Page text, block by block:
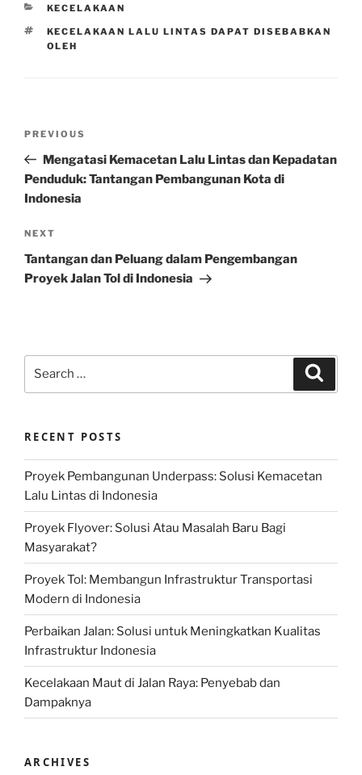
CATEGORIES
KECELAKAAN
TAGS
KECELAKAAN LALU LINTAS DAPAT DISEBABKAN
OLEH
Previous
Post
PREVIOUS
Mengatasi Kemacetan Lalu Lintas dan Kepadatan
Penduduk: Tantangan Pembangunan Kota di
Indonesia
Next
Post
NEXT
Tantangan dan Peluang dalam Pengembangan
Proyek Jalan Tol di Indonesia
RECENT POSTS
Proyek Pembangunan Underpass: Solusi Kemacetan
Lalu Lintas di Indonesia
Proyek Flyover: Solusi Atau Masalah Baru Bagi
Masyarakat?
Proyek Tol: Membangun Infrastruktur Transportasi
Modern di Indonesia
Perbaikan Jalan: Solusi untuk Meningkatkan Kualitas
Infrastruktur Indonesia
Kecelakaan Maut di Jalan Raya: Penyebab dan
Dampaknya
ARCHIVES